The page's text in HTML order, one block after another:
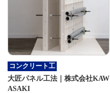
コンクリート工
大匠パネル工法｜株式会社KAW
ASAKI